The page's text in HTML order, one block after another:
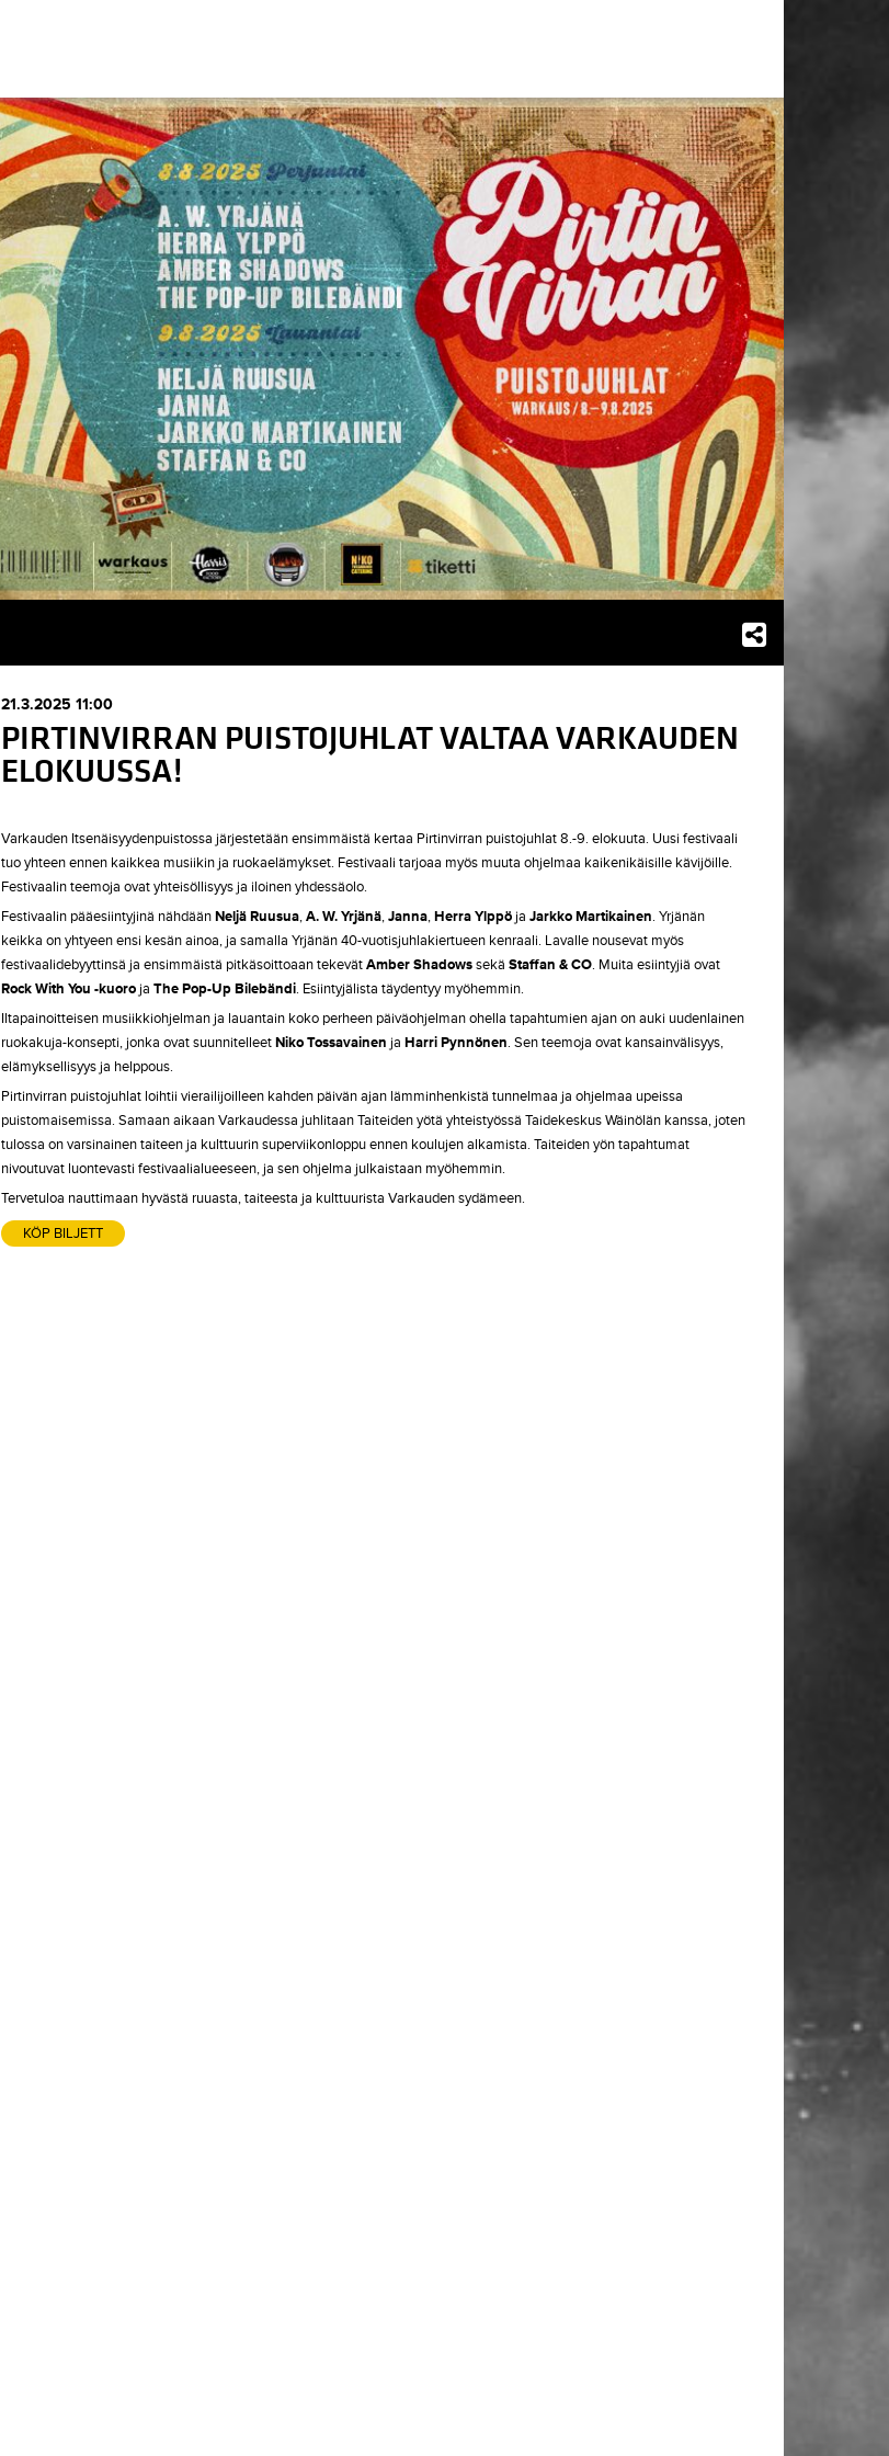
21.3.2025 11:00
PIRTINVIRRAN PUISTOJUHLAT VALTAA VARKAUDEN
ELOKUUSSA!
Varkauden Itsenäisyydenpuistossa järjestetään ensimmäistä kertaa Pirtinvirran puistojuhlat 8.-9. elokuuta. Uusi festivaali
tuo yhteen ennen kaikkea musiikin ja ruokaelämykset. Festivaali tarjoaa myös muuta ohjelmaa kaikenikäisille kävijöille.
Festivaalin teemoja ovat yhteisöllisyys ja iloinen yhdessäolo.
Festivaalin pääesiintyjinä nähdäänNeljä Ruusua,A. W. Yrjänä,Janna,HerraYlppö ja JarkkoMartikainen. Yrjänän
keikka on yhtyeen ensi kesän ainoa, ja samalla Yrjänän 40-vuotisjuhlakiertueen kenraali. Lavalle nousevat myös
festivaalidebyyttinsä ja ensimmäistä pitkäsoittoaan tekevätAmberShadowssekä Staffan &CO. Muita esiintyjiä ovat
Rock With You -kuoro ja ThePop-Up Bilebändi. Esiintyjälista täydentyy myöhemmin.
Iltapainoitteisen musiikkiohjelman ja lauantain koko perheen päiväohjelman ohella tapahtumien ajan on auki uudenlainen
ruokakuja-konsepti, jonka ovat suunnitelleetNiko Tossavainen ja Harri Pynnönen. Sen teemoja ovat kansainvälisyys,
elämyksellisyys ja helppous.
Pirtinvirran puistojuhlat loihtii vierailijoilleen kahden päivän ajan lämminhenkistä tunnelmaa ja ohjelmaa upeissa
puistomaisemissa. Samaan aikaan Varkaudessa juhlitaan Taiteiden yötä yhteistyössä Taidekeskus Wäinölän kanssa, joten
tulossa on varsinainen taiteen ja kulttuurin superviikonloppu ennen koulujen alkamista. Taiteiden yön tapahtumat
nivoutuvat luontevasti festivaalialueeseen, ja sen ohjelma julkaistaan myöhemmin.
Tervetuloa nauttimaan hyvästä ruuasta, taiteesta ja kulttuurista Varkauden sydämeen.
KÖP BILJETT